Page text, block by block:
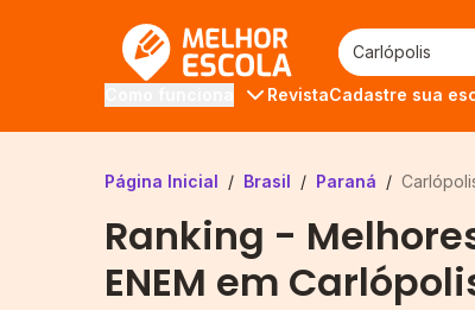
RevistaCadastre sua
Página Inicial / Brasil / Paraná /
Ranking -
ENEM em